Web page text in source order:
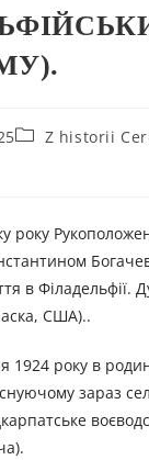
Z historii
року
в Філадельфії.
США)..
1924 року в
зараз